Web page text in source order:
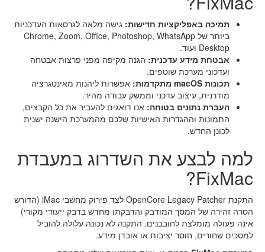
תמיכה באפליקציות חדישות: גישה מלאה לגרסאות העדכניות
ביותר של Chrome, Zoom, Office, Photoshop, WhatsApp
Desktop ועוד.
אבטחת מידע עדכנית: הגנה מקיפה מפני פרצות אבטחה
ועדכוני מערכת שוטפים.
תכונות macOS מתקדמות:
אפשרות ליהנות מאינטגרציה
מודרנית, עיצוב עדכני וממשק עבודה מהיר.
העברת נתונים בטוחה: אנו דואגים להעביר את כל הקבצים,
התמונות וההגדרות האישיות שלכם מהמערכת הישנה ישנית
לכונן החדש.
למה לבצע את השדרוג במעבדת
FixMac?
התקנת OpenCore Legacy Patcher לצד פירוק מחשבי iMac (הדורש
הסרה זהירה של המסך המודבק והדבקתו מחדש בדבק ייעודי מקורי)
אינה פעולה מומלצת לחובבנים. התקנה לא נכונה עלולה להוביל
למסכים שחורים, חוסר יציבות או אובדן מידע.